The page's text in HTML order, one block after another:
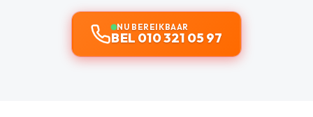
NU BEREIKBAAR
BEL 010 321 05 97